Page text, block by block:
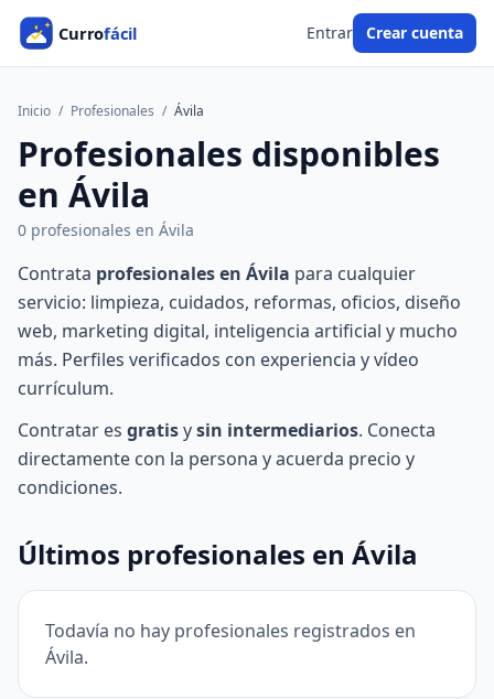
Entrar Crear cuenta
Inicio / Profesionales / Ávila
Profesionales disponibles
en Ávila
0 profesionales en Ávila
Contrata profesionales en Ávila para cualquier
servicio: limpieza, cuidados, reformas, oficios, diseño
web, marketing digital, inteligencia artificial y mucho
más. Perfiles verificados con experiencia y vídeo
currículum.
Contratar es gratisysin intermediarios. Conecta
directamente con la persona y acuerda precio y
condiciones.
Últimos profesionales en Ávila
Todavía no hay profesionales registrados en
Ávila.